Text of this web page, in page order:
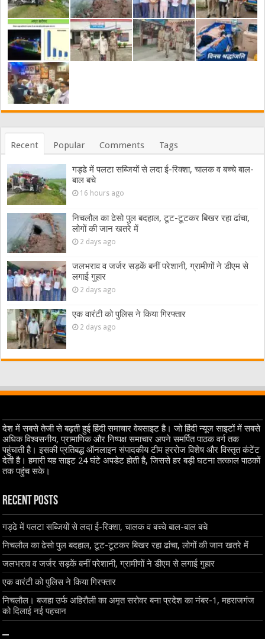
Recent Popular Comments Tags
गड्ढे में पलटा सब्जियों से लदा ई-रिक्शा, चालक व बच्चे बाल-
बाल बचे
16 hours ago
निचलौल का ढेसो पुल बदहाल, टूट-टूटकर बिखर रहा ढांचा,
लोगों की जान खतरे में
2 days ago
जलभराव व जर्जर सड़कें बनीं परेशानी, ग्रामीणों ने डीएम से
लगाई गुहार
2 days ago
एक वारंटी को पुलिस ने किया गिरफ्तार
2 days ago
देश में सबसे तेजी से बढ़ती हुई हिंदी समाचार वेबसाइट है। जो हिंदी न्यूज साइटों में सबसे
अधिक विश्वसनीय, प्रामाणिक और निष्पक्ष समाचार अपने समर्पित पाठक वर्ग तक
पहुंचाती है। इसकी प्रतिबद्ध ऑनलाइन संपादकीय टीम हररोज विशेष और विस्तृत कंटेंट
देती है। हमारी यह साइट 24 घंटे अपडेट होती है, जिससे हर बड़ी घटना तत्काल पाठकों
तक पहुंच सके।
Recent Posts
गड्ढे में पलटा सब्जियों से लदा ई-रिक्शा, चालक व बच्चे बाल-बाल बचे
निचलौल का ढेसो पुल बदहाल, टूट-टूटकर बिखर रहा ढांचा, लोगों की जान खतरे में
जलभराव व जर्जर सड़कें बनीं परेशानी, ग्रामीणों ने डीएम से लगाई गुहार
एक वारंटी को पुलिस ने किया गिरफ्तार
निचलौल। बजहा उर्फ अहिरौली का अमृत सरोवर बना प्रदेश का नंबर-1, महराजगंज
को दिलाई नई पहचान